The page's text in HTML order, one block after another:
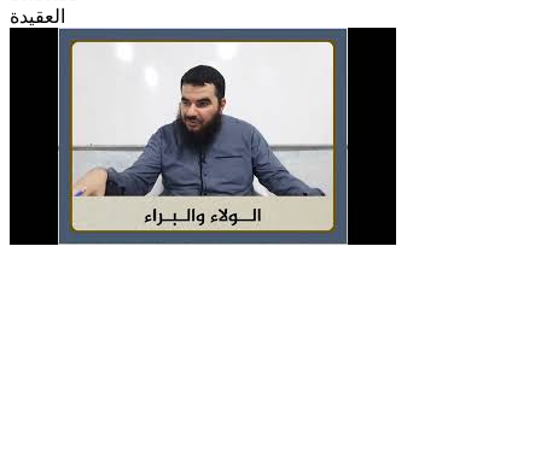
العقيدة